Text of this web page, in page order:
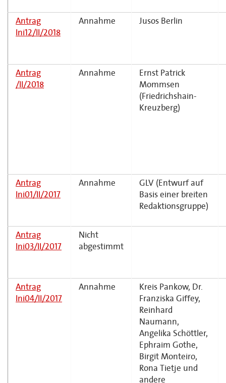
Antrag
Ini12/II/2018
Annahme Jusos Berlin
Antrag
/II/2018
Annahme
Ernst Patrick
Mommsen
(Friedrichshain-
Kreuzberg)
Antrag
Ini01/II/2017
Annahme
GLV (Entwurf auf
Basis einer breiten
Redaktionsgruppe)
Antrag
Ini03/II/2017
Nicht
abgestimmt
Antrag
Ini04/II/2017
Annahme
Kreis Pankow, Dr.
Franziska Giffey,
Reinhard
Naumann,
Angelika Schöttler,
Ephraim Gothe,
Birgit Monteiro,
Rona Tietje und
andere